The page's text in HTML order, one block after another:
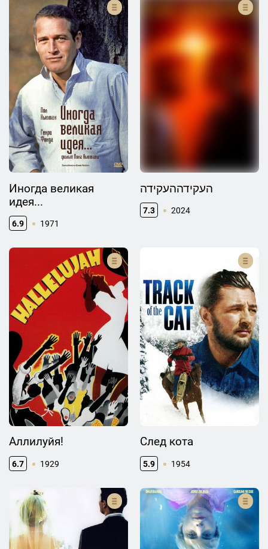
Иногда великая
идея...
6.9 1971
העקידההעקידה
7.3 2024
Аллилуйя!
6.7 1929
След кота
5.9 1954